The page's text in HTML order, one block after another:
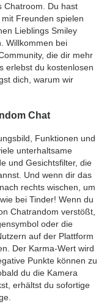
Chatroom. Du hast
Freunden spielen
Lieblings Smiley
Willkommen bei
die dir mehr
erlebst du kostenlosen
dich, warum wir
Chat
Funktionen und
unterhaltsame
und Gesichtsfilter, die
Und wenn dir das
rechts wischen, um
bei Tinder! Wenn du
Chatrandom verstößt,
oder die
auf der Plattform
Der Karma-Wert wird
Punkte können zu
du die Kamera
erhältst du sofortige